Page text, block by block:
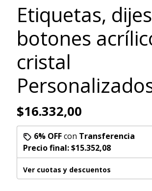
Etiquetas,
botones
cristal
$16.332,00
6% OFFcon Transferencia
Precio final:$15.352,08
Ver cuotas y descuentos